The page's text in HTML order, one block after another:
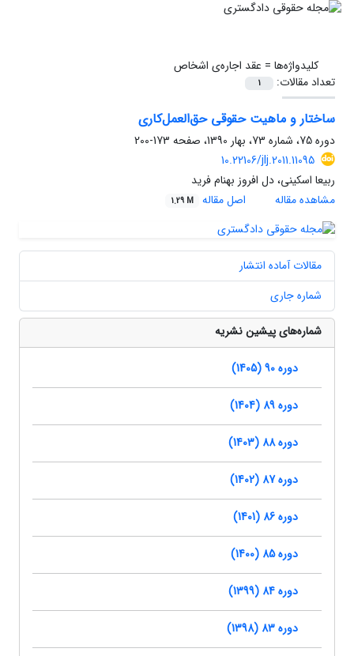
کلیدواژه‌ها = عقد اجاره‌ی اشخاص
تعداد مقالات:
1
ساختار و ماهیت حقوقی حق‌العمل‌کاری
دوره 75، شماره 73، بهار 1390، صفحه
173-200
10.22106/jlj.2011.11095
ربیعا اسکینی، دل افروز بهنام فرید
مشاهده مقاله
اصل مقاله 1.29 M
مقالات آماده انتشار
شماره جاری
شماره‌های پیشین نشریه
دوره 90 (1405)
دوره 89 (1404)
دوره 88 (1403)
دوره 87 (1402)
دوره 86 (1401)
دوره 85 (1400)
دوره 84 (1399)
دوره 83 (1398)